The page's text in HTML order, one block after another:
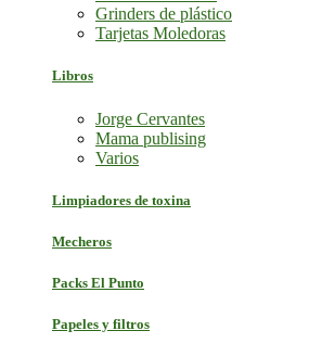
Grinders de plástico
Tarjetas Moledoras
Libros
Jorge Cervantes
Mama publising
Varios
Limpiadores de toxina
Mecheros
Packs El Punto
Papeles y filtros